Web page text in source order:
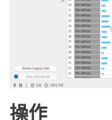
操作